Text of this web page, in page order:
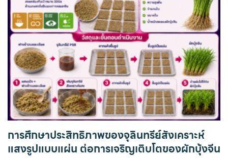
การศึกษาประสิทธิภาพของจุลินทรีย์สังเคราะห์
แสงรูปแบบแผ่น ต่อการเจริญเติบโตของผักบุ้งจีน